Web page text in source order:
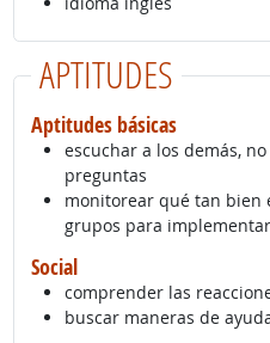
APTITUDES
Aptitudes básicas
escuchar a los demás,
preguntas
monitorear qué tan bien
grupos para
Social
comprender las
buscar maneras de